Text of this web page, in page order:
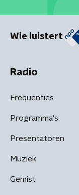
Wie luistert
Radio
Frequenties
Programma's
Presentatoren
Muziek
Gemist